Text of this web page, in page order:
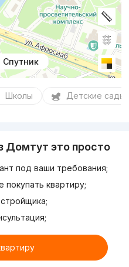
Спутник
Школы Детские сады
Домтут это просто
под ваши требования;
квартиру;